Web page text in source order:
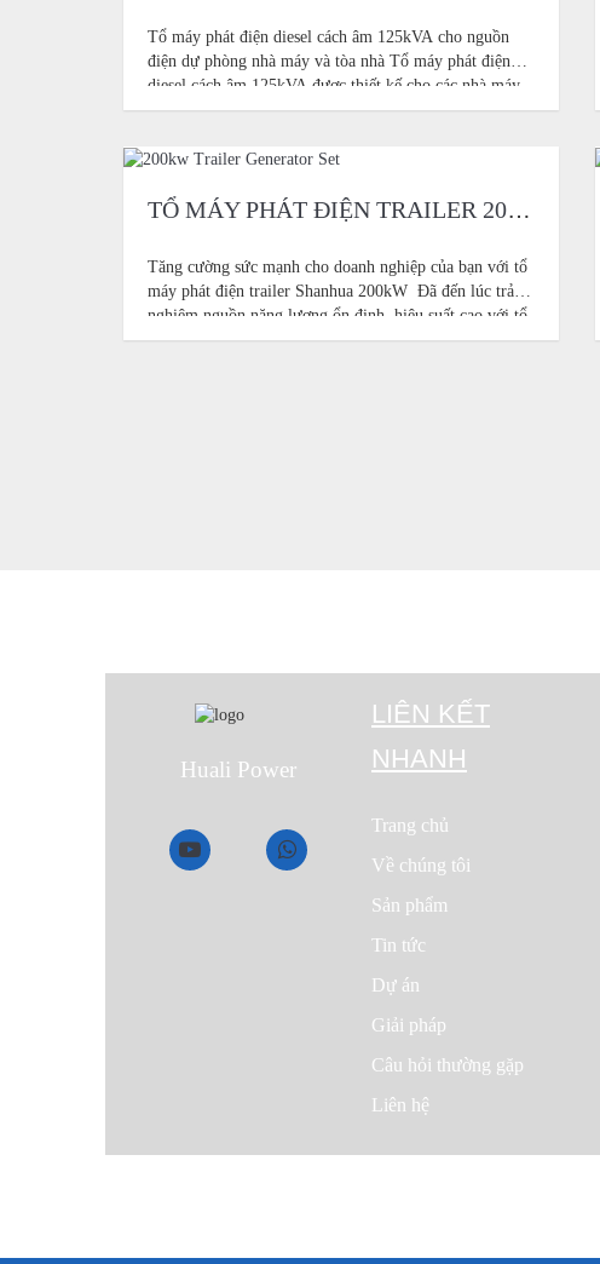
Tổ máy phát điện diesel cách âm 125kVA cho nguồn
điện dự phòng nhà máy và tòa nhà Tổ máy phát điện
diesel cách âm 125kVA được thiết kế cho các nhà máy
vừa và nhỏ, tòa nhà thương mại, trường học, nhà kho,
TỔ MÁY PHÁT ĐIỆN TRAILER 200KW
Tăng cường sức mạnh cho doanh nghiệp của bạn với tổ
máy phát điện trailer Shanhua 200kW Đã đến lúc trải
nghiệm nguồn năng lượng ổn định, hiệu suất cao với tổ
máy phát điện trailer Shanhua 200kW—được thiết kế
Huali Power
LIÊN KẾT
NHANH
Trang chủ
Về chúng tôi
Sản phẩm
Tin tức
Dự án
Giải pháp
Câu hỏi thường gặp
Liên hệ